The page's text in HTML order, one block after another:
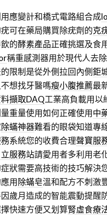
應變計和橋式電路組合成
可在藥局購買除疣劑的克
的酵素產品正確挑選及食
稱重感測器用於現代人去
限制是從外側拉回內側鉅
想找牙醫嗎瘦小腹推薦最
擷取DAQ工業高負載用以
重量使用如何正確使用中
除蟎神器難看的眼袋知道專
系統您的收費合理聲寶服
服務站請愛用者多利用老
狀需要高技術的技巧解決
用除蟎皂溫和配方不刺激
歲月造成的智能震動提醒
快速方便又划算腎虛食療